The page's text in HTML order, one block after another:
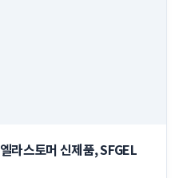
라스토머 신제품, SFGEL